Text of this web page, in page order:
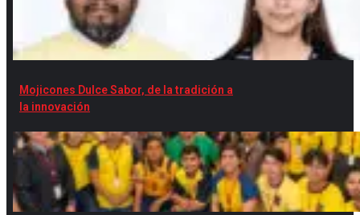
Mojicones Dulce Sabor, de la tradición a
la innovación